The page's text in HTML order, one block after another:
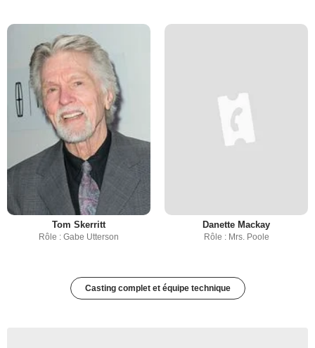
Tom Skerritt
Rôle : Gabe Utterson
Danette Mackay
Rôle : Mrs. Poole
Casting complet et équipe technique